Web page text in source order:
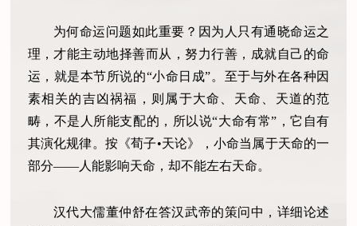
为何命运问题如此重要？因为人只有通晓命运之
理，才能主动地择善而从，努力行善，成就自己的命
运，就是本节所说的“小命日成”。至于与外在各种因
素相关的吉凶祸福，则属于大命、天命、天道的范
畴，不是人所能支配的，所以说“大命有常”，它自有
其演化规律。按《荀子•天论》，小命当属于天命的一
部分——人能影响天命，却不能左右天命。
汉代大儒董仲舒在答汉武帝的策问中，详细论述